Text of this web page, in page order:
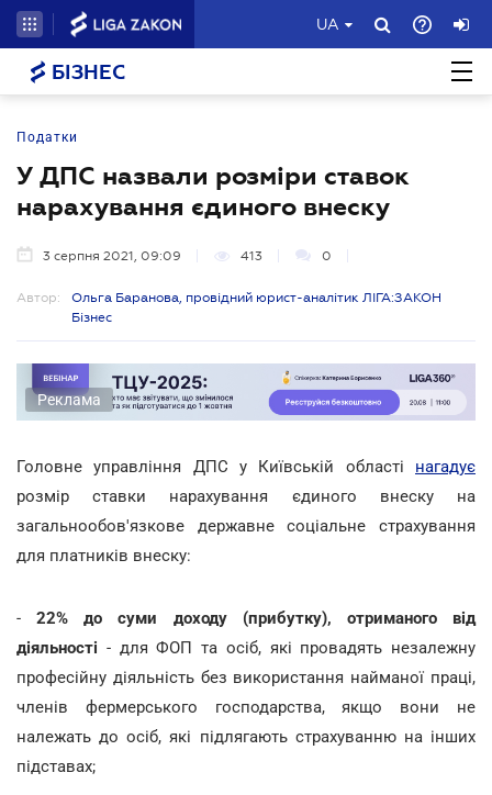
UA
БІЗНЕС
Податки
У ДПС назвали розміри ставок
нарахування єдиного внеску
3 серпня 2021, 09:09 413 0
Автор:
Ольга Баранова, провідний юрист-аналітик ЛІГА:ЗАКОН
Бізнес
Реклама
Головне управління ДПС у Київській області нагадує
розмір ставки нарахування єдиного внеску на
загальнообов'язкове державне соціальне страхування
для платників внеску:
-22% до суми доходу (прибутку),
отриманого від
діяльності - для ФОП та осіб, які провадять незалежну
професійну діяльність без використання найманої праці,
членів фермерського господарства, якщо вони не
належать до осіб, які підлягають страхуванню на інших
підставах;